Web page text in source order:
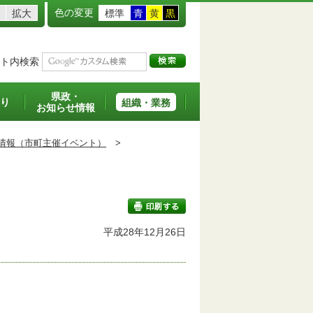
拡大 色の変更 標準 青 黄 黒
内検索
県政・
お知らせ情報
組織・業務
報（市町主催イベント） >
印刷する
平成28年12月26日